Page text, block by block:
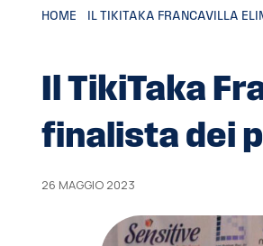
HOME IL TIKITAKA FRANCAVILLA
Il TikiTaka
finalista dei
26 MAGGIO 2023